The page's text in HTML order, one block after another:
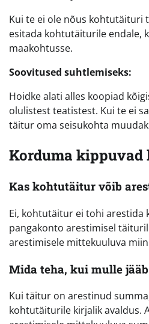
Kui te ei ole nõus kohtutäituri
esitada kohtutäiturile endale,
maakohtusse.
Soovitused suhtlemiseks:
Hoidke alati alles koopiad
olulistest teatistest. Kui te ei
täitur oma seisukohta
Korduma kippuvad
Kas kohtutäitur võib
Ei, kohtutäitur ei tohi arestida
pangakonto arestimisel
arestimisele mittekuuluva
Mida teha, kui mulle
Kui täitur on arestinud
kohtutäiturile kirjalik avaldus.